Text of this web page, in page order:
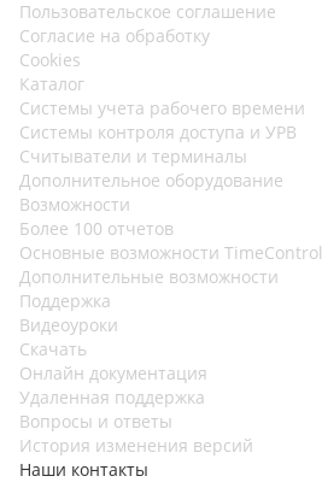
Пользовательское соглашение
Согласие на обработку
Cookies
Каталог
Cистемы учета рабочего времени
Системы контроля доступа и УРВ
Считыватели и терминалы
Дополнительное оборудование
Возможности
Более 100 отчетов
Основные возможности TimeControl
Дополнительные возможности
Поддержка
Видеоуроки
Скачать
Онлайн документация
Удаленная поддержка
Вопросы и ответы
История изменения версий
Наши контакты